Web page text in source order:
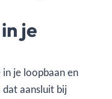
je
in je loopbaan en
aansluit bij